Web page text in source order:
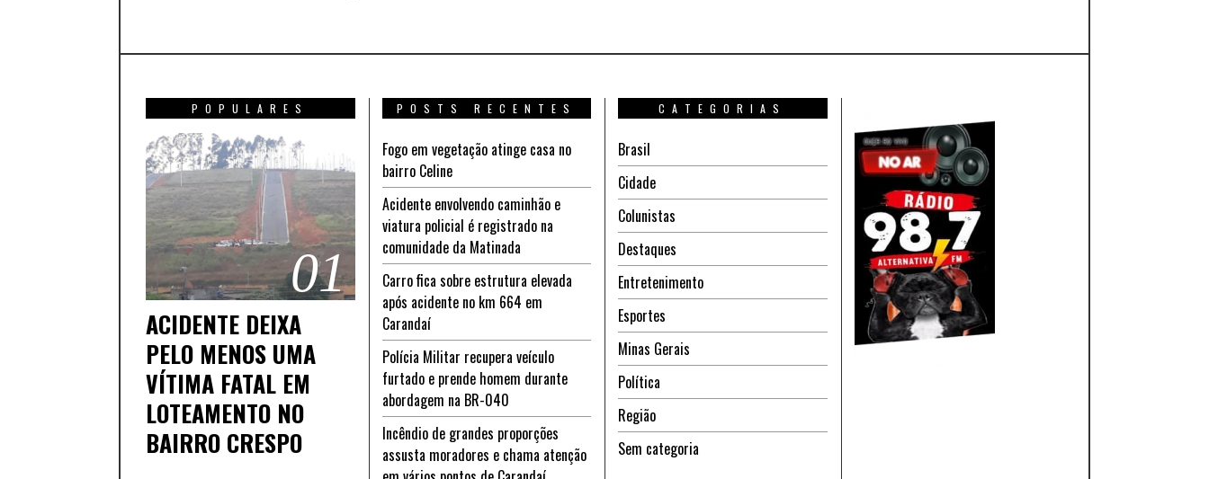
POPULARES
01
ACIDENTE DEIXA
PELO MENOS UMA
VÍTIMA FATAL EM
LOTEAMENTO NO
BAIRRO CRESPO
POSTS RECENTES
Fogo em vegetação atinge casa no
bairro Celine
Acidente envolvendo caminhão e
viatura policial é registrado na
comunidade da Matinada
Carro fica sobre estrutura elevada
após acidente no km 664 em
Carandaí
Polícia Militar recupera veículo
furtado e prende homem durante
abordagem na BR-040
Incêndio de grandes proporções
assusta moradores e chama atenção
CATEGORIAS
Brasil
Cidade
Colunistas
Destaques
Entretenimento
Esportes
Minas Gerais
Política
Região
Sem categoria